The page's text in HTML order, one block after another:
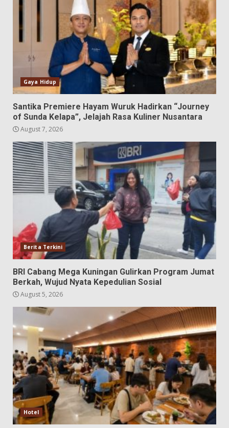
Gaya Hidup
Santika Premiere Hayam Wuruk Hadirkan “Journey
of Sunda Kelapa”, Jelajah Rasa Kuliner Nusantara
August 7, 2026
Berita Terkini
BRI Cabang Mega Kuningan Gulirkan Program Jumat
Berkah, Wujud Nyata Kepedulian Sosial
August 5, 2026
Hotel